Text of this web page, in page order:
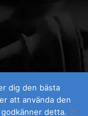
dig den bästa
att använda den
detta.